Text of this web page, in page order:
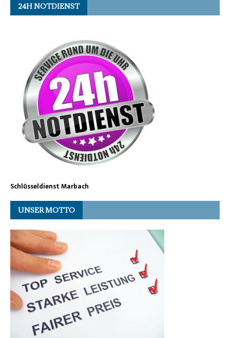
24H NOTDIENST
Schlüsseldienst Marbach
UNSER MOTTO